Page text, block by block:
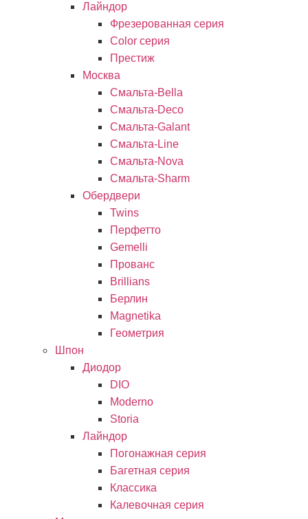
Лайндор
Фрезерованная серия
Color серия
Престиж
Москва
Смальта-Bella
Смальта-Deco
Смальта-Galant
Смальта-Line
Смальта-Nova
Смальта-Sharm
Обердвери
Twins
Перфетто
Gemelli
Прованс
Brillians
Берлин
Magnetika
Геометрия
Шпон
Диодор
DIO
Moderno
Storia
Лайндор
Погонажная серия
Багетная серия
Классика
Калевочная серия